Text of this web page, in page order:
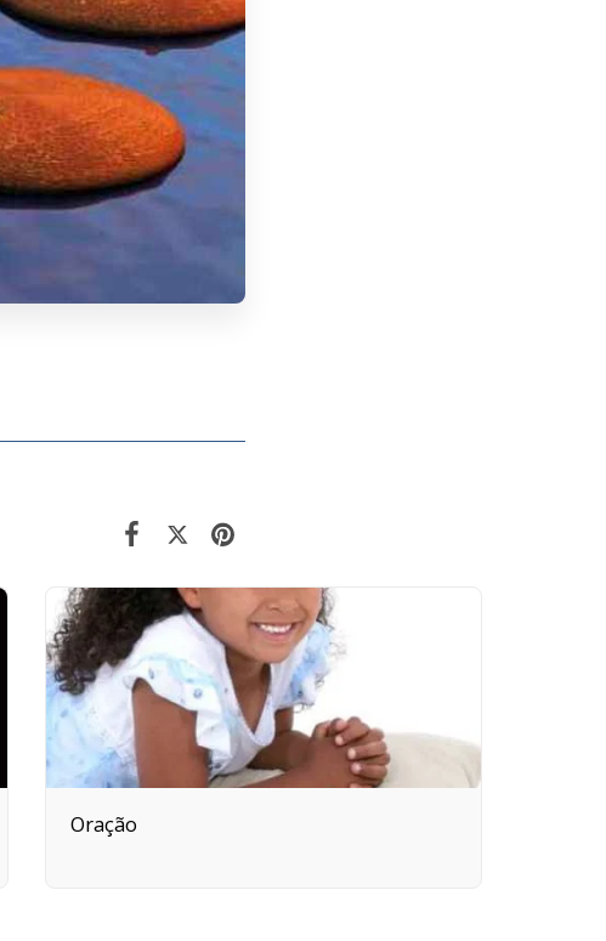
Oração